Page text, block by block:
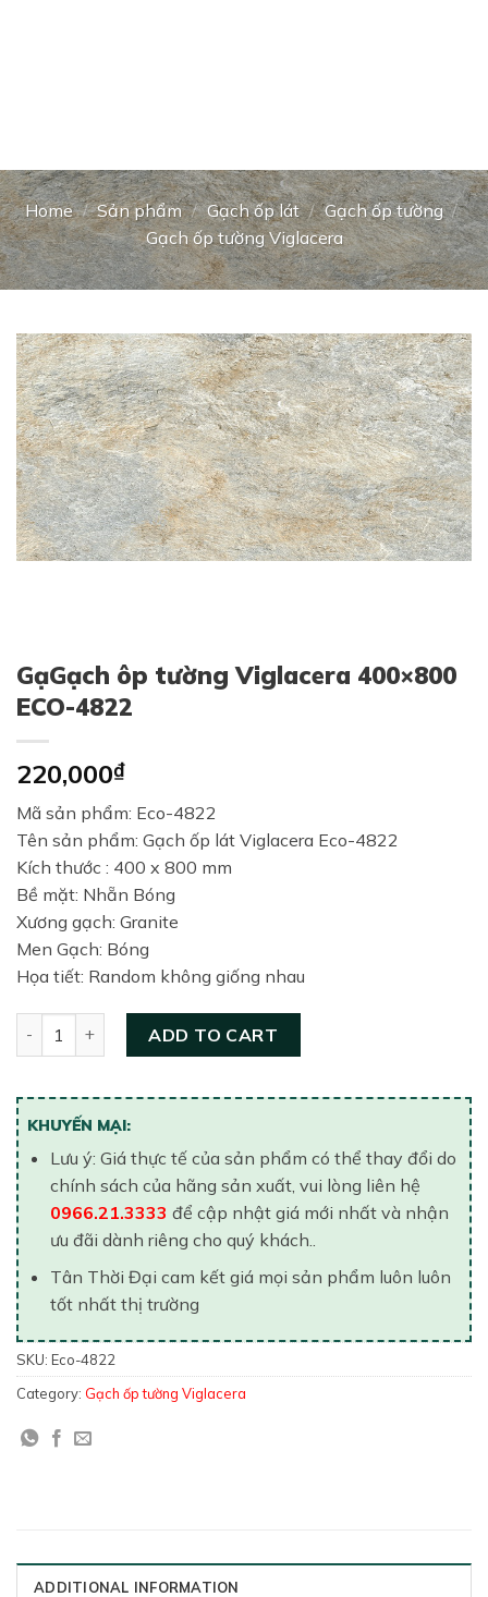
Home / Sản phẩm / Gạch ốp lát / Gạch ốp tường /
Gạch ốp tường Viglacera
GạGạch ôp tường Viglacera 400×800
ECO-4822
220,000₫
Mã sản phẩm: Eco-4822
Tên sản phẩm: Gạch ốp lát Viglacera Eco-4822
Kích thước : 400 x 800 mm
Bề mặt: Nhẵn Bóng
Xương gạch: Granite
Men Gạch: Bóng
Họa tiết: Random không giống nhau
ADD TO CART
KHUYẾN MẠI:
Lưu ý: Giá thực tế của sản phẩm có thể thay đổi do
chính sách của hãng sản xuất, vui lòng liên hệ
0966.21.3333 để cập nhật giá mới nhất và nhận
ưu đãi dành riêng cho quý khách..
Tân Thời Đại cam kết giá mọi sản phẩm luôn luôn
tốt nhất thị trường
SKU: Eco-4822
Category: Gạch ốp tường Viglacera
ADDITIONAL INFORMATION